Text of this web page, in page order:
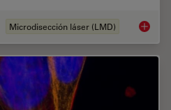
Microdisección láser (LMD) AI